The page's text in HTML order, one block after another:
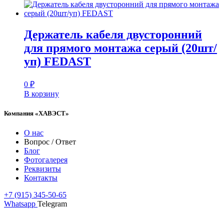
Держатель кабеля двусторонний
для прямого монтажа серый (20шт/
уп) FEDAST
0 ₽
В корзину
Компания «ХАВЭСТ»
О нас
Вопрос / Ответ
Блог
Фотогалерея
Реквизиты
Контакты
+7 (915) 345-50-65
Whatsapp Telegram